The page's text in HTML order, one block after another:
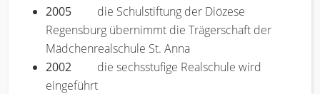
2005 die Schulstiftung der Diözese
Regensburg übernimmt die Trägerschaft der
Mädchenrealschule St. Anna
2002 die sechsstufige Realschule wird
eingeführt